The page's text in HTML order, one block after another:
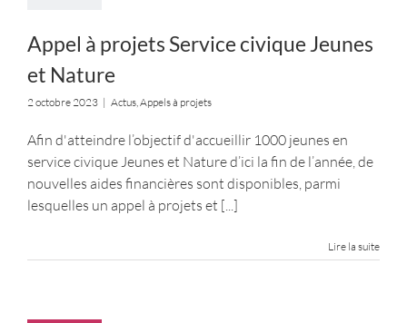
Appel à projets Service civique Jeunes
et Nature
2 octobre 2023 | Actus,Appels à projets
Afin d'atteindre l’objectif d'accueillir 1000 jeunes en
service civique Jeunes et Nature d’ici la fin de l’année, de
nouvelles aides financières sont disponibles, parmi
lesquelles un appel à projets et [...]
Lire la suite